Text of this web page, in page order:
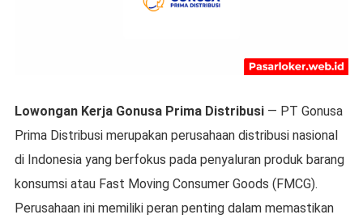
Lowongan Kerja Gonusa Prima Distribusi— PT Gonusa
Prima Distribusi merupakan perusahaan distribusi nasional
di Indonesia yang berfokus pada penyaluran produk barang
konsumsi atau Fast Moving Consumer Goods (FMCG).
Perusahaan ini memiliki peran penting dalam memastikan